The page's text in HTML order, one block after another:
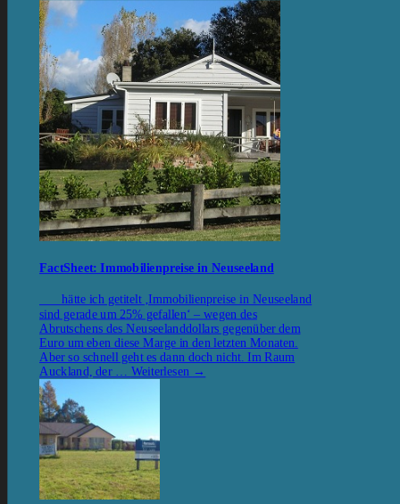
FactSheet: Immobilienpreise in Neuseeland
hätte ich getitelt ‚Immobilienpreise in Neuseeland
sind gerade um 25% gefallen‘ – wegen des
Abrutschens des Neuseelanddollars gegenüber dem
Euro um eben diese Marge in den letzten Monaten.
Aber so schnell geht es dann doch nicht. Im Raum
Auckland, der … Weiterlesen →